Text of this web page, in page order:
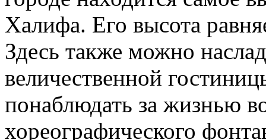
Халифа. Его высота
Здесь также можно
величественной
понаблюдать за жизнью
хореографического